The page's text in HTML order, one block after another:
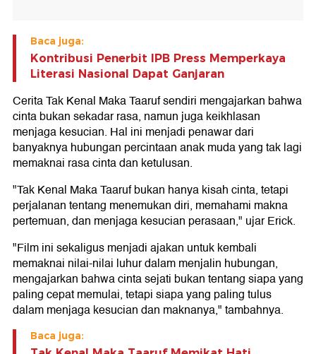
Baca juga:
Kontribusi Penerbit IPB Press Memperkaya
Literasi Nasional Dapat Ganjaran
Cerita Tak Kenal Maka Taaruf sendiri mengajarkan bahwa
cinta bukan sekadar rasa, namun juga keikhlasan
menjaga kesucian. Hal ini menjadi penawar dari
banyaknya hubungan percintaan anak muda yang tak lagi
memaknai rasa cinta dan ketulusan.
"Tak Kenal Maka Taaruf bukan hanya kisah cinta, tetapi
perjalanan tentang menemukan diri, memahami makna
pertemuan, dan menjaga kesucian perasaan," ujar Erick.
"Film ini sekaligus menjadi ajakan untuk kembali
memaknai nilai-nilai luhur dalam menjalin hubungan,
mengajarkan bahwa cinta sejati bukan tentang siapa yang
paling cepat memulai, tetapi siapa yang paling tulus
dalam menjaga kesucian dan maknanya," tambahnya.
Baca juga: